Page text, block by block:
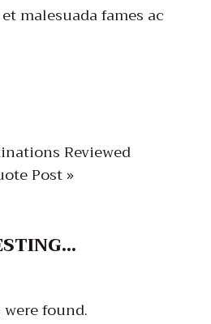
malesuada fames ac
Reviewed
Post »
found.